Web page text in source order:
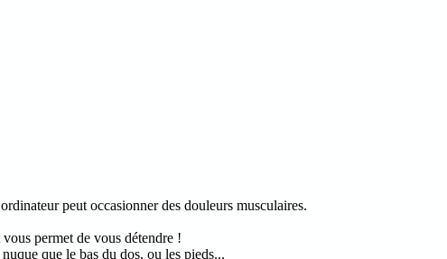
peut occasionner des douleurs musculaires.
permet de vous détendre !
que le bas du dos, ou les pieds...